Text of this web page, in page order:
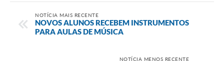
NOTÍCIA MAIS RECENTE
NOVOS ALUNOS RECEBEM INSTRUMENTOS
PARA AULAS DE MÚSICA
NOTÍCIA MENOS RECENTE